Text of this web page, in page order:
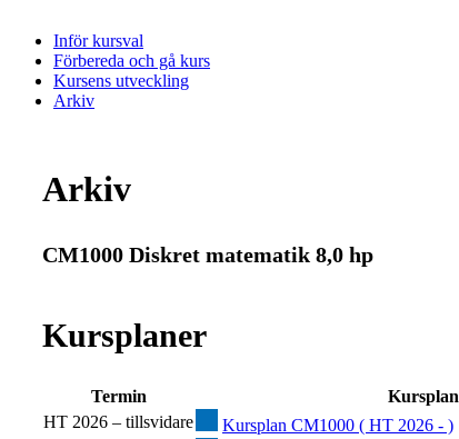
Inför kursval
Förbereda och gå kurs
Kursens utveckling
Arkiv
Arkiv
CM1000 Diskret matematik 8,0 hp
Kursplaner
Termin
Kursplan
HT 2026 – tillsvidare
Kursplan CM1000 ( HT 2026 - )